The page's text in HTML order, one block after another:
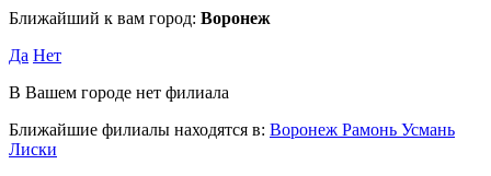
Ближайший к вам город: Воронеж
Да Нет
В Вашем городе нет филиала
Ближайшие филиалы находятся в: Воронеж Рамонь Усмань
Лиски